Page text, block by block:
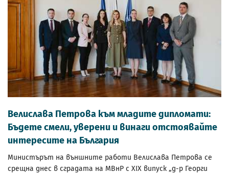
Велислава Петрова към младите дипломати:
Бъдете смели, уверени и винаги отстоявайте
интересите на България
Министърът на външните работи Велислава Петрова се
срещна днес в сградата на МВнР с XIX випуск „д-р Георги